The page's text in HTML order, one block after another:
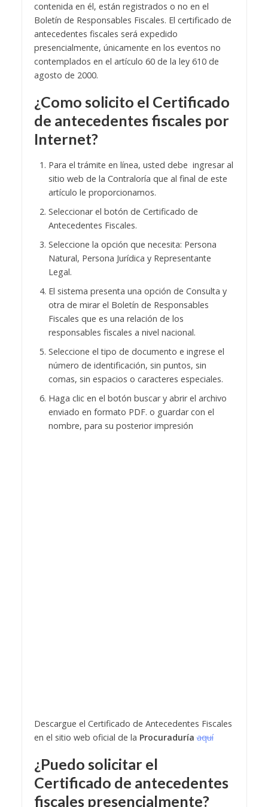
contenida en él, están registrados o no en el
Boletín de Responsables Fiscales. El certificado de
antecedentes fiscales será expedido
presencialmente, únicamente en los eventos no
contemplados en el artículo 60 de la ley 610 de
agosto de 2000.
¿Como solicito el Certificado
de antecedentes fiscales por
Internet?
Para el trámite en línea, usted debe ingresar al
sitio web de la Contraloría que al final de este
artículo le proporcionamos.
Seleccionar el botón de Certificado de
Antecedentes Fiscales.
Seleccione la opción que necesita: Persona
Natural, Persona Jurídica y Representante
Legal.
El sistema presenta una opción de Consulta y
otra de mirar el Boletín de Responsables
Fiscales que es una relación de los
responsables fiscales a nivel nacional.
Seleccione el tipo de documento e ingrese el
número de identificación, sin puntos, sin
comas, sin espacios o caracteres especiales.
Haga clic en el botón buscar y abrir el archivo
enviado en formato PDF. o guardar con el
nombre, para su posterior impresión
Descargue el Certificado de Antecedentes Fiscales
en el sitio web oficial de la Procuraduría aquí
¿Puedo solicitar el
Certificado de antecedentes
fiscalespresencialmente?